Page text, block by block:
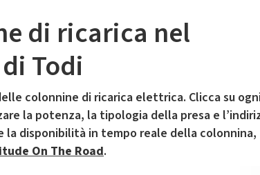
di ricarica nel
Todi
colonnine di ricarica elettrica. Clicca su
la potenza, la tipologia della presa e
la disponibilità in tempo reale della colonnina,
On The Road.